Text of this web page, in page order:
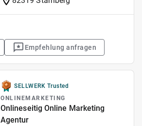
Empfehlung anfragen
SELLWERK Trusted
ONLINEMARKETING
Onlineseitig Online Marketing
Agentur